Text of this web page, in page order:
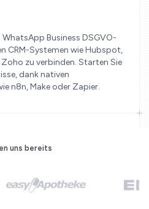
Business DSGVO-
CRM-Systemen wie Hubspot,
zu verbinden. Starten Sie
dank nativen
n8n, Make oder Zapier.
uns bereits